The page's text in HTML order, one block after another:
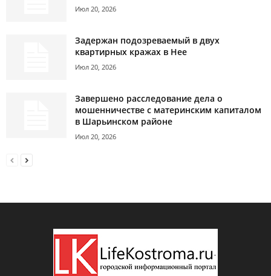
Июл 20, 2026
Задержан подозреваемый в двух
квартирных кражах в Нее
Июл 20, 2026
Завершено расследование дела о
мошенничестве с материнским капиталом
в Шарьинском районе
Июл 20, 2026